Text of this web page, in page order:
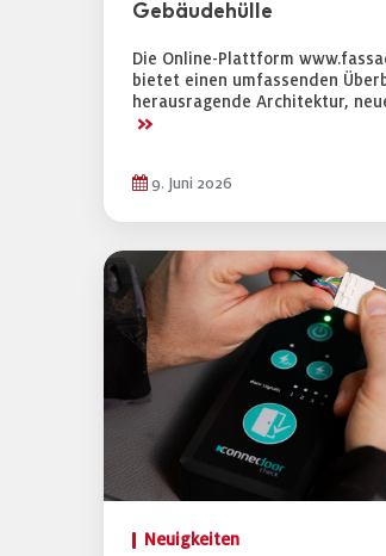
Gebäudehülle
Die Online-Plattform
bietet einen umfassenden
herausragende Architektur,
>>
9. Juni 2026
Neuigkeiten